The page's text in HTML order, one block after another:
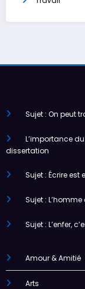
Sujet : On peut
L’importance
dissertation
Sujet : Écrire
Sujet :
Sujet : L’enfer,
Amour & Amitié
Arts